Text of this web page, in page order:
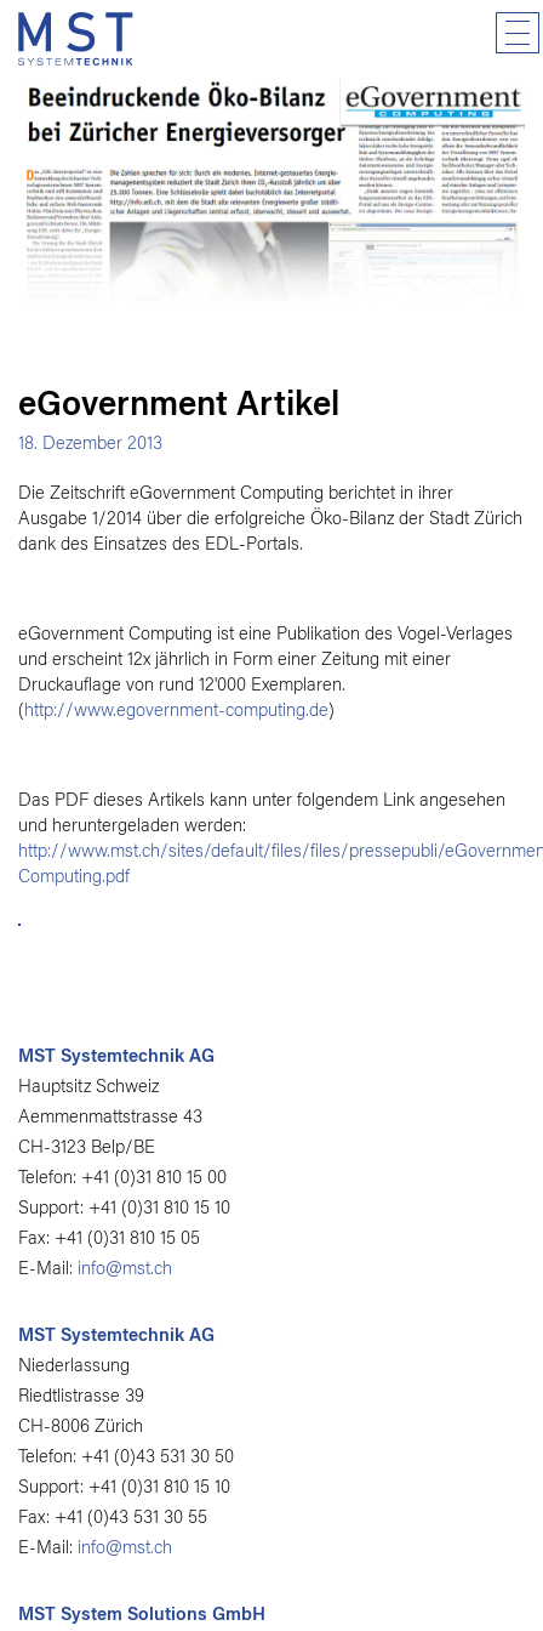
eGovernment Artikel
18. Dezember 2013
Die Zeitschrift eGovernment Computing berichtet in ihrer
Ausgabe 1/2014 über die erfolgreiche Öko-Bilanz der Stadt Zürich
dank des Einsatzes des EDL-Portals.
eGovernment Computing ist eine Publikation des Vogel-Verlages
und erscheint 12x jährlich in Form einer Zeitung mit einer
Druckauflage von rund 12'000 Exemplaren.
( http://www.egovernment-computing.de )
Das PDF dieses Artikels kann unter folgendem Link angesehen
und heruntergeladen werden:
http://www.mst.ch/sites/default/files/files/pressepubli/
Computing.pdf
MST Systemtechnik AG
Hauptsitz Schweiz
Aemmenmattstrasse 43
CH-3123 Belp/BE
Telefon: +41 (0)31 810 15 00
Support: +41 (0)31 810 15 10
Fax: +41 (0)31 810 15 05
E-Mail: info@mst.ch
MST Systemtechnik AG
Niederlassung
Riedtlistrasse 39
CH-8006 Zürich
Telefon: +41 (0)43 531 30 50
Support: +41 (0)31 810 15 10
Fax: +41 (0)43 531 30 55
E-Mail: info@mst.ch
MST System Solutions GmbH